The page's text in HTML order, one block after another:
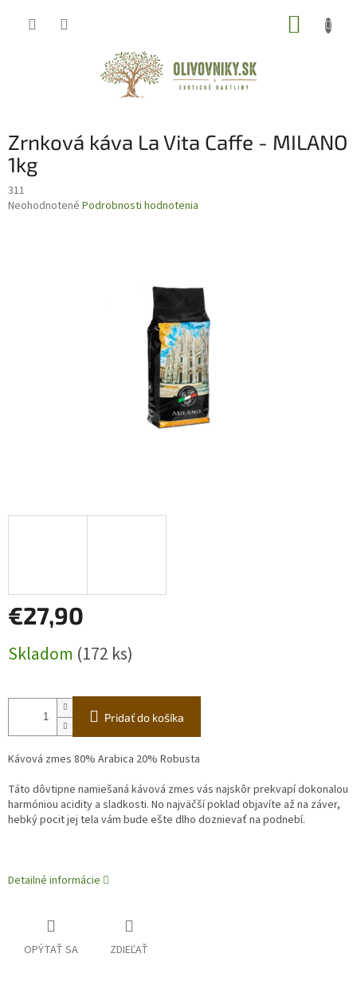
Zrnková káva La Vita Caffe - MILANO
1kg
311
Priemerné
Neohodnotené Podrobnosti hodnotenia
€27,90
cena:
Skladom (172 ks)
Pridať do košíka
Kávová zmes 80% Arabica 20% Robusta
Táto dôvtipne namiešaná kávová zmes vás najskôr prekvapí dokonalou
harmóniou acidity a sladkosti. No najväčší poklad objavíte až na záver,
hebký pocit jej tela vám bude ešte dlho doznievať na podnebí.
Detailné informácie
OPÝTAŤ SA ZDIEĽAŤ